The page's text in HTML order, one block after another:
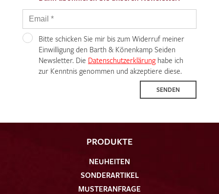
Bitte schicken Sie mir bis zum Widerruf meiner
Einwilligung den Barth & Könenkamp Seiden
Newsletter. Die Datenschutzerklärunghabe ich
zur Kenntnis genommen und akzeptiere diese.
SENDEN
PRODUKTE
NEUHEITEN
SONDERARTIKEL
MUSTERANFRAGE